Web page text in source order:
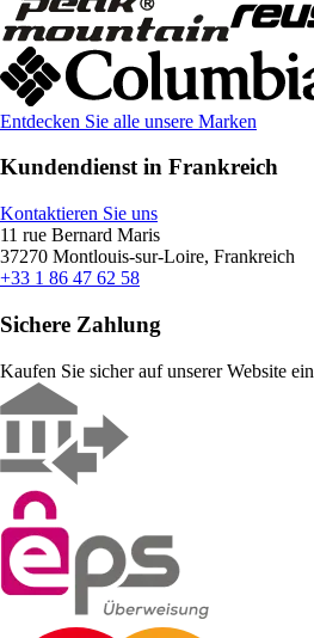
Entdecken Sie alle unsere Marken
Kundendienst in Frankreich
Kontaktieren Sie uns
11 rue Bernard Maris
37270 Montlouis-sur-Loire, Frankreich
+33 1 86 47 62 58
Sichere Zahlung
Kaufen Sie sicher auf unserer Website ein